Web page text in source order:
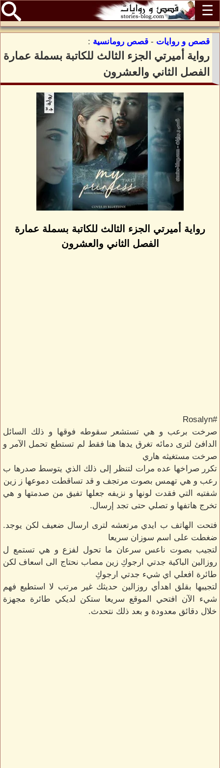
☰
قصص و روايات - قصص رومانسية :
رواية أميرتي الجزء الثالث للكاتبة بسملة عمارة
الفصل الثاني والعشرون
رواية أميرتي الجزء الثالث للكاتبة بسملة عمارة
الفصل الثاني والعشرون
#Rosalyn
صرخت برعب و هي تستشعر سقوطه فوقها و ذلك السائل
الدافئ لترى دمائه تغرق يدها هنا فقط لم تستطع تحمل الآمر و
صرخت مستغيثه هاري
تكرر صراخها عده مرات لتنظر إلى ذلك الذي يتوسط صدرها ب
رعب و هي تهمس بصوت مرتجف و قد تساقطت دموعها ز زين
شفتيه التي فقدت لونها و نزيفه جعلها تفيق من صدمتها و هي
تخرج هاتفها و تصلي حتى تجد إرسال.
فتحت الهاتف ب ايدي مرتعشه لترى ارسال ضعيف لكن يوجد.
ضغطت على اسم سوزان سريعا
لتجيب بصوت ناعس سرعان ما تحول لفزع و هي تستمع ل
روزالين الباكية جدتي ارجوكِ زين مصاب نحتاج الى اسعاف لكن
طائرة افعلي اي شيء جدتي ارجوكِ
لتجيبها بقلق اهدأي روزالين حديثك غير مرتب لا استطيع فهم
شيء الآن افتحي الموقع سريعا ستكن لديكي طائرة مجهزة
خلال دقائق معدودة و بعد ذلك نتحدث.